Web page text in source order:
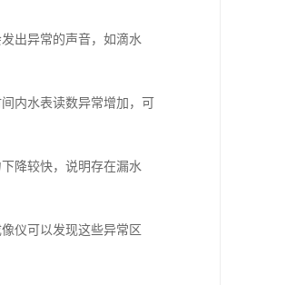
出异常的声音，如滴水
内水表读数异常增加，可
降较快，说明存在漏水
仪可以发现这些异常区